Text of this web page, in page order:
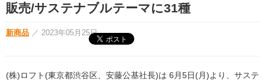
販売/サステナブルテーマに31種
新商品 ／ 2023年05月25日
(株)ロフト(東京都渋谷区、安藤公基社長)は 6月5日(月)より、サステ